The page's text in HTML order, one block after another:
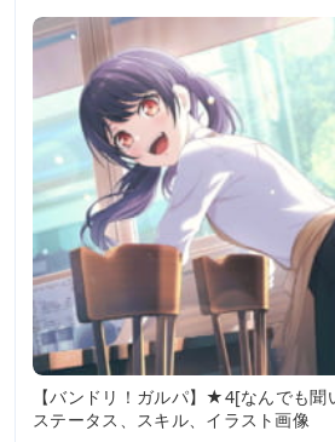
【バンドリ！ガルパ】★4[なんでも
ステータス、スキル、イラスト画像